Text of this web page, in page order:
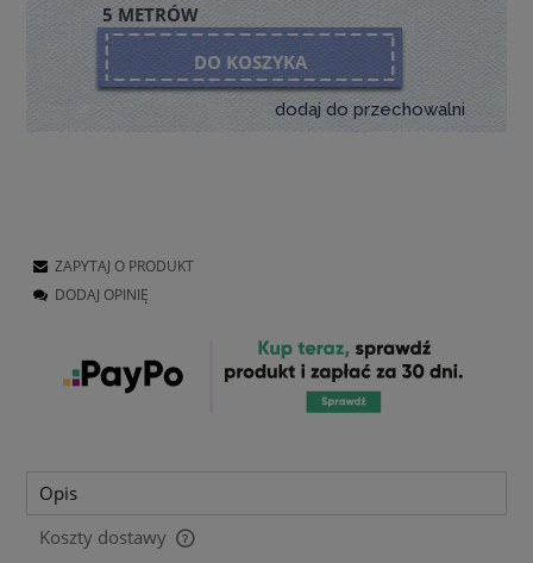
5 METRÓW
DO KOSZYKA
dodaj do przechowalni
ZAPYTAJ O PRODUKT
DODAJ OPINIĘ
Opis
Koszty dostawy
Cena nie zawiera ewentualnych kosztów płatności